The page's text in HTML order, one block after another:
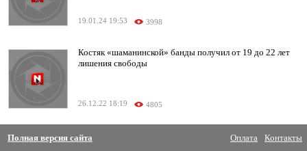
19.01.24 19:53 3998
Костяк «шаманинской» банды получил от 19 до 22 лет
лишения свободы
26.12.22 18:19 4805
Полная версия сайта Оплата Контакты